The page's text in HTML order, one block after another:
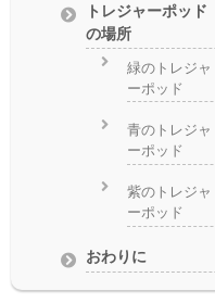
トレジャーポッド
の場所
緑のトレジャ
ーポッド
青のトレジャ
ーポッド
紫のトレジャ
ーポッド
おわりに